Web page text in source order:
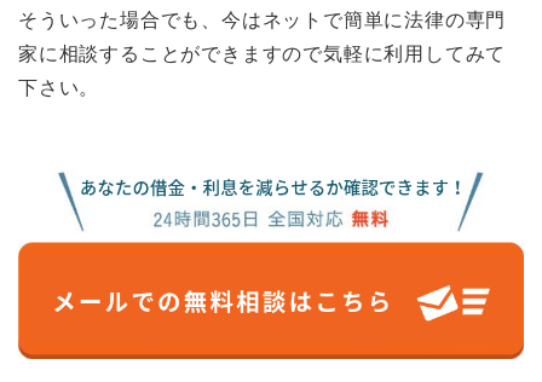
そういった場合でも、今はネットで簡単に法律の専門
家に相談することができますので気軽に利用してみて
下さい。